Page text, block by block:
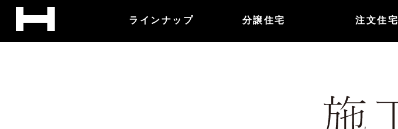
ラインナップ 分譲住宅 注文住宅